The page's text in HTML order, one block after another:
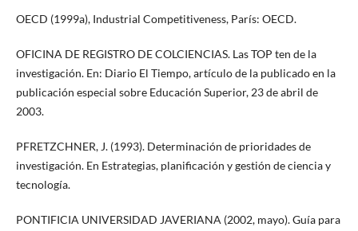
OECD (1999a), Industrial Competitiveness, París: OECD.
OFICINA DE REGISTRO DE COLCIENCIAS. Las TOP ten de la
investigación. En: Diario El Tiempo, artículo de la publicado en la
publicación especial sobre Educación Superior, 23 de abril de
2003.
PFRETZCHNER, J. (1993). Determinación de prioridades de
investigación. En Estrategias, planificación y gestión de ciencia y
tecnología.
PONTIFICIA UNIVERSIDAD JAVERIANA (2002, mayo). Guía para